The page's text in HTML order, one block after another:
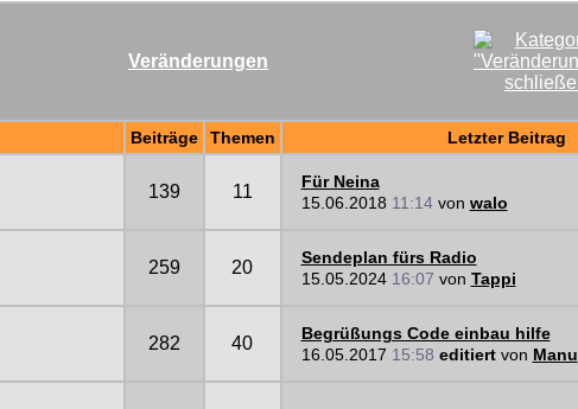
Veränderungen
Beiträge Themen Letzter Beitrag
139 11
Für Neina
15.06.2018 11:14von walo
259 20
Sendeplan fürs Radio
15.05.2024 16:07 von Tappi
282 40
Begrüßungs Code einbau hilfe
16.05.2017 15:58 editiertvon Manu